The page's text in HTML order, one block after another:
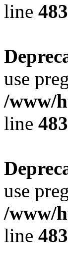
line 483
use
/www/
line 483
use
/www/
line 483